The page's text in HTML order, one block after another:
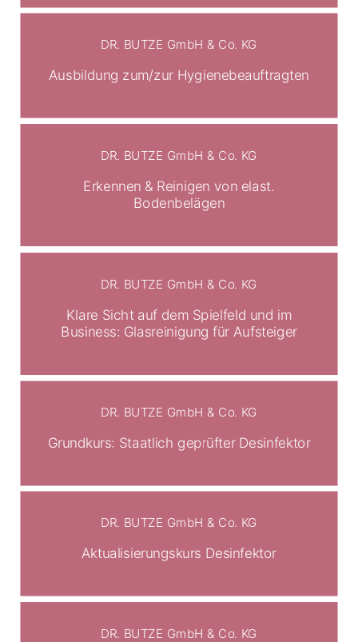
DR. BUTZE GmbH & Co. KG
Ausbildung zum/zur Hygienebeauftragten
DR. BUTZE GmbH & Co. KG
Erkennen & Reinigen von elast.
Bodenbelägen
DR. BUTZE GmbH & Co. KG
Klare Sicht auf dem Spielfeld und im
Business: Glasreinigung für Aufsteiger
DR. BUTZE GmbH & Co. KG
Grundkurs: Staatlich geprüfter Desinfektor
DR. BUTZE GmbH & Co. KG
Aktualisierungskurs Desinfektor
DR. BUTZE GmbH & Co. KG